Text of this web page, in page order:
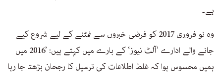
ہے۔
وہ نو فروری 2017 کو فرضی خبروں سے نمٹنے کے لیے شروع کیے
جانے والے ادارے ’آلٹ نیوز‘ کے بارے میں کہتے ہیں: ’2016 میں
ہمیں محسوس ہوا کہ غلط اطلاعات کی ترسیل کا رجحان بڑھتا جا رہا